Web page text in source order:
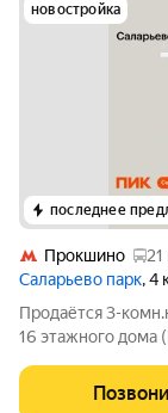
новостройка
последнее
Прокшино
Саларьево парк, 4
Продаётся 3-
16 этажного дома
земли,
Жилой район